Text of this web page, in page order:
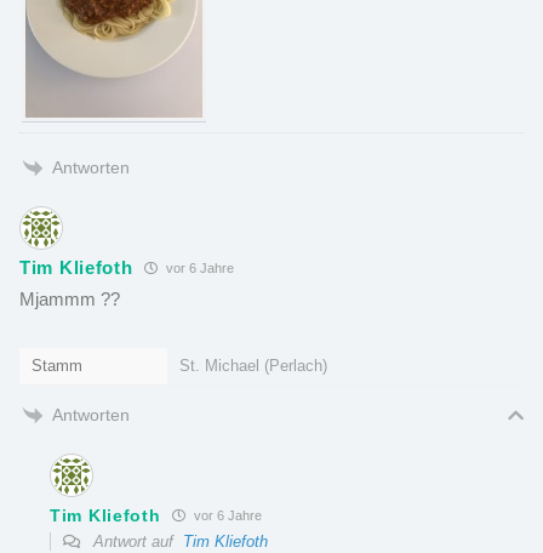
Antworten
Tim Kliefoth vor 6 Jahre
Mjammm ??
Stamm St. Michael (Perlach)
Antworten
Tim Kliefoth vor 6 Jahre
Antwort auf Tim Kliefoth